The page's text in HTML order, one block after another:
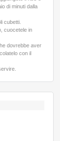
di minuti dalla
cubetti.
cuocetele in
dovrebbe aver
con il